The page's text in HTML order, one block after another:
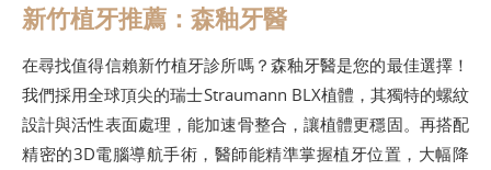
新竹植牙推薦：森釉牙醫
在尋找值得信賴新竹植牙診所嗎？森釉牙醫是您的最佳選擇！
我們採用全球頂尖的瑞士Straumann BLX植體，其獨特的螺紋
設計與活性表面處理，能加速骨整合，讓植體更穩固。再搭配
精密的3D電腦導航手術，醫師能精準掌握植牙位置，大幅降